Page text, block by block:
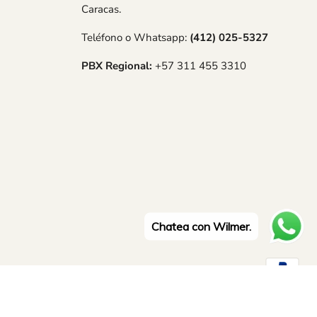
Caracas.
Teléfono o Whatsapp: (412) 025-5327
PBX Regional: +57 311 455 3310
Chatea con Wilmer.